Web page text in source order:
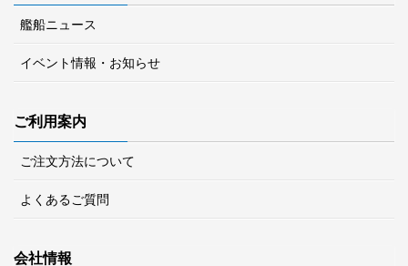
艦船ニュース
イベント情報・お知らせ
ご利用案内
ご注文方法について
よくあるご質問
会社情報